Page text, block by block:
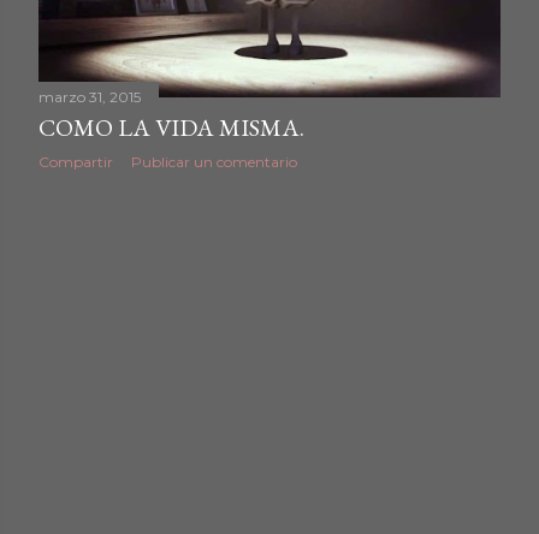
d
a
s
marzo 31, 2015
COMO LA VIDA MISMA.
Compartir Publicar un comentario